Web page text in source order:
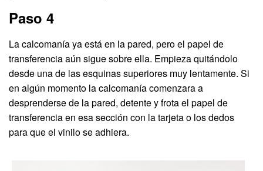
Paso 4
La calcomanía ya está en la pared, pero el papel de
transferencia aún sigue sobre ella. Empieza quitándolo
desde una de las esquinas superiores muy lentamente. Si
en algún momento la calcomanía comenzara a
desprenderse de la pared, detente y frota el papel de
transferencia en esa sección con la tarjeta o los dedos
para que el vinilo se adhiera.